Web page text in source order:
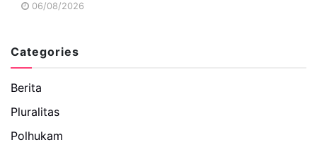
06/08/2026
Categories
Berita
Pluralitas
Polhukam